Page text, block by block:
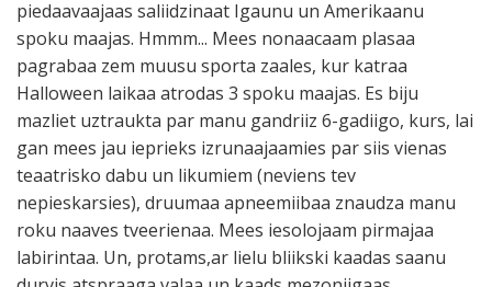
piedaavaajaas saliidzinaat Igaunu un Amerikaanu
spoku maajas. Hmmm... Mees nonaacaam plasaa
pagrabaa zem muusu sporta zaales, kur katraa
Halloween laikaa atrodas 3 spoku maajas. Es biju
mazliet uztraukta par manu gandriiz 6-gadiigo, kurs, lai
gan mees jau ieprieks izrunaajaamies par siis vienas
teaatrisko dabu un likumiem (neviens tev
nepieskarsies), druumaa apneemiibaa znaudza manu
roku naaves tveerienaa. Mees iesolojaam pirmajaa
labirintaa. Un, protams,ar lielu bliikski kaadas saanu